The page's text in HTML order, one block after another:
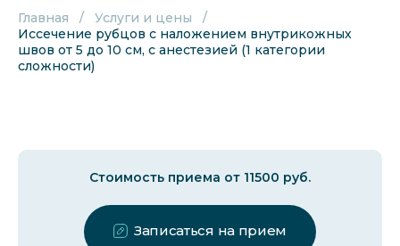
Главная
Услуги и цены
Иссечение рубцов с наложением внутрикожных
швов от 5 до 10 см, с анестезией (1 категории
сложности)
Стоимость приема от 11500 руб.
Записаться на прием